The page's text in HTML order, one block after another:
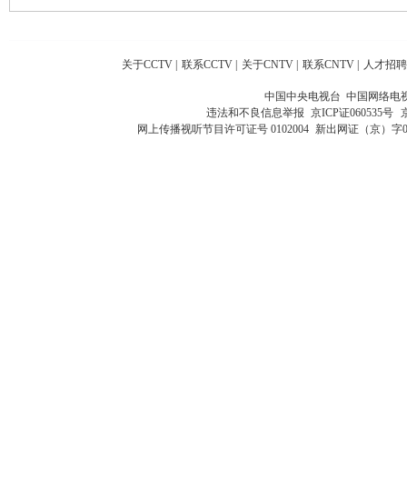
关于CCTV 联系CCTV 关于CNTV 联系CNTV 人才招聘
中国中央电视台 中国网络电
违法和不良信息举报 京ICP证060535号
网上传播视听节目许可证号 0102004 新出网证（京）